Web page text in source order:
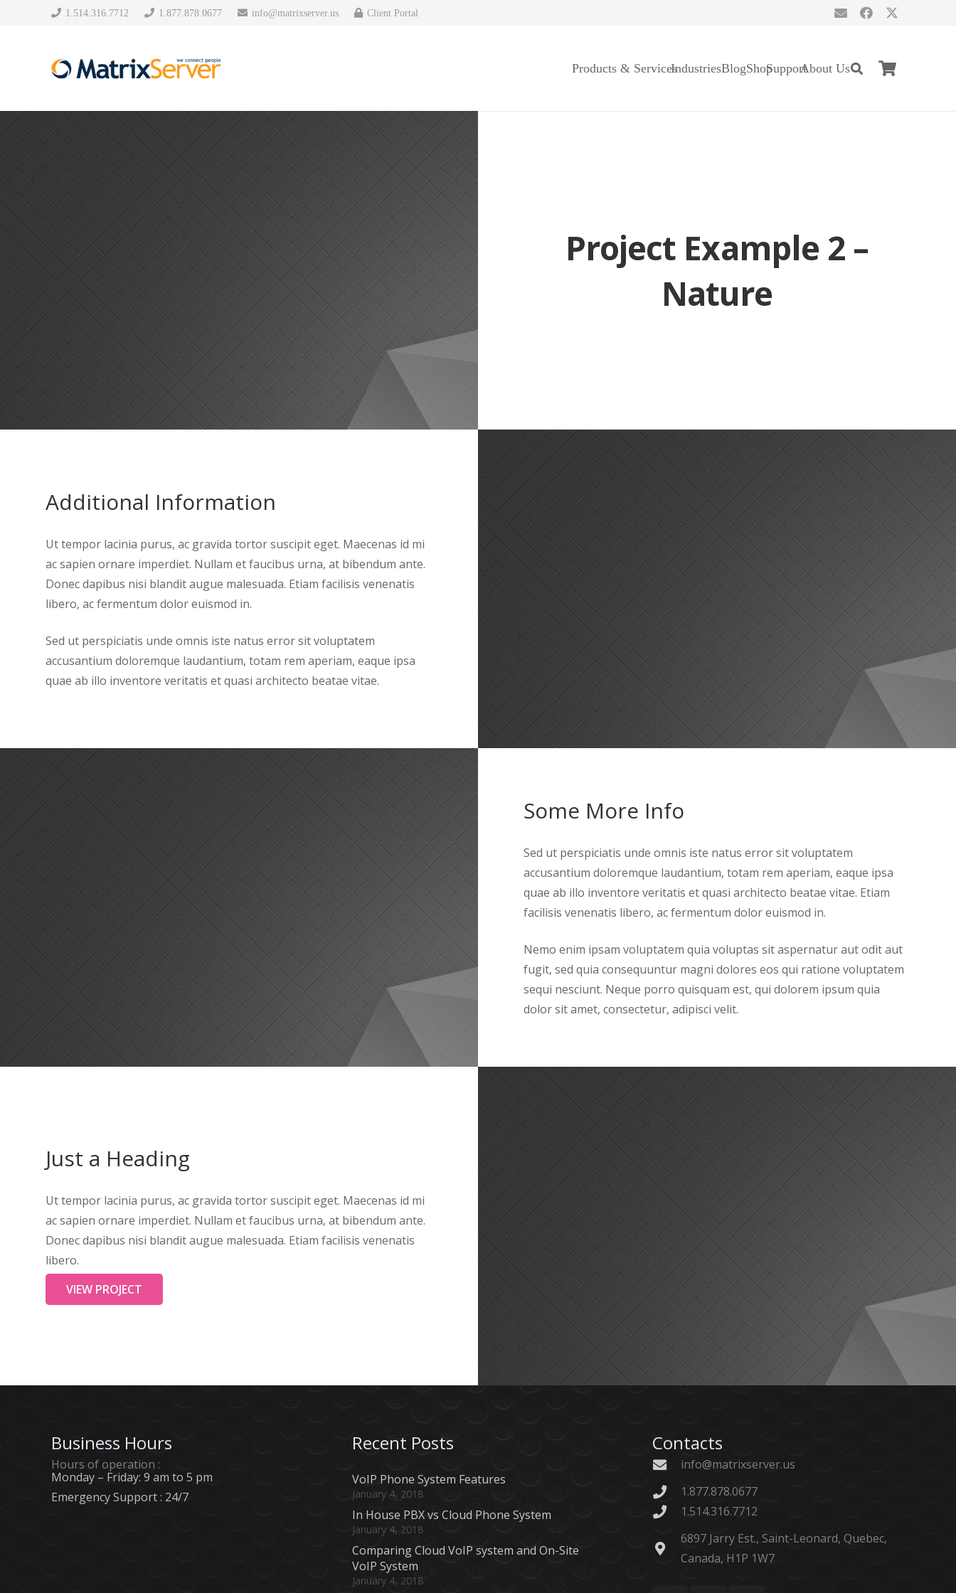
1.514.316.7712 1.877.878.0677 info@matrixserver.us Client Portal
Products & ServicesIndustriesBlogShopSupportAbout Us
Project Example 2 –
Nature
Additional Information
Ut tempor lacinia purus, ac gravida tortor suscipit eget. Maecenas id mi
ac sapien ornare imperdiet. Nullam et faucibus urna, at bibendum ante.
Donec dapibus nisi blandit augue malesuada. Etiam facilisis venenatis
libero, ac fermentum dolor euismod in.
Sed ut perspiciatis unde omnis iste natus error sit voluptatem
accusantium doloremque laudantium, totam rem aperiam, eaque ipsa
quae ab illo inventore veritatis et quasi architecto beatae vitae.
Some More Info
Sed ut perspiciatis unde omnis iste natus error sit voluptatem
accusantium doloremque laudantium, totam rem aperiam, eaque ipsa
quae ab illo inventore veritatis et quasi architecto beatae vitae. Etiam
facilisis venenatis libero, ac fermentum dolor euismod in.
Nemo enim ipsam voluptatem quia voluptas sit aspernatur aut odit aut
fugit, sed quia consequuntur magni dolores eos qui ratione voluptatem
sequi nesciunt. Neque porro quisquam est, qui dolorem ipsum quia
dolor sit amet, consectetur, adipisci velit.
Just a Heading
Ut tempor lacinia purus, ac gravida tortor suscipit eget. Maecenas id mi
ac sapien ornare imperdiet. Nullam et faucibus urna, at bibendum ante.
Donec dapibus nisi blandit augue malesuada. Etiam facilisis venenatis
libero.
VIEW PROJECT
Business Hours
Hours of operation :
Monday – Friday: 9 am to 5 pm
Emergency Support : 24/7
Recent Posts
VoIP Phone System Features
January 4, 2018
In House PBX vs Cloud Phone System
January 4, 2018
Comparing Cloud VoIP system and On-Site
VoIP System
January 4, 2018
Contacts
info@matrixserver.us
1.877.878.0677
1.514.316.7712
6897 Jarry Est., Saint-Leonard, Quebec,
Canada, H1P 1W7